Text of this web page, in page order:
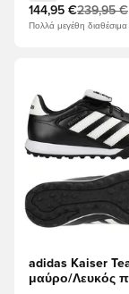
μεταλλικό
144,95 €239,95 €
Πολλά μεγέθη διαθέσιμα
Ανοίγει ένα
adidas Kaiser
μαύρο/Λευκός